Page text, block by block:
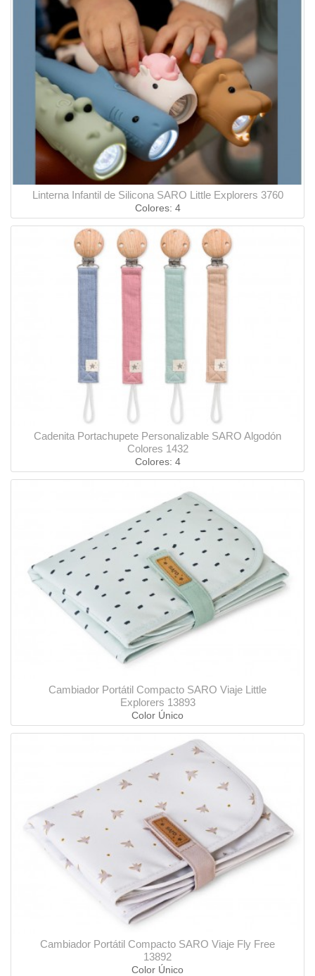
Linterna Infantil de Silicona SARO Little Explorers 3760
Colores: 4
Cadenita Portachupete Personalizable SARO Algodón
Colores 1432
Colores: 4
Cambiador Portátil Compacto SARO Viaje Little
Explorers 13893
Color Único
Cambiador Portátil Compacto SARO Viaje Fly Free
13892
Color Único